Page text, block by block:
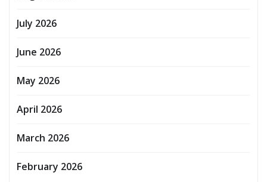
July 2026
June 2026
May 2026
April 2026
March 2026
February 2026